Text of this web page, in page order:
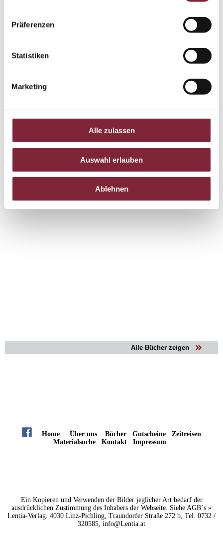
Präferenzen
Statistiken
Marketing
Alle zulassen
Auswahl erlauben
Ablehnen
Alle Bücher zeigen
Home Über uns Bücher Gutscheine
Zeitreisen
Materialsuche
Kontakt Impressum
Ein Kopieren und Verwenden der Bilder jeglicher Art bedarf der
ausdrücklichen Zustimmung des Inhabers der Webseite. Siehe AGB´s »
Lentia-Verlag. 4030 Linz-Pichling, Traundorfer Straße 272 b, Tel. 0732 /
320585, info@Lentia.at